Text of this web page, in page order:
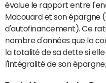
évalue le rapport entre
Macouard et son épargne
d'autofinancement). Ce
nombre d'années que la
la totalité de sa dette si
l'intégralité de son épargne.